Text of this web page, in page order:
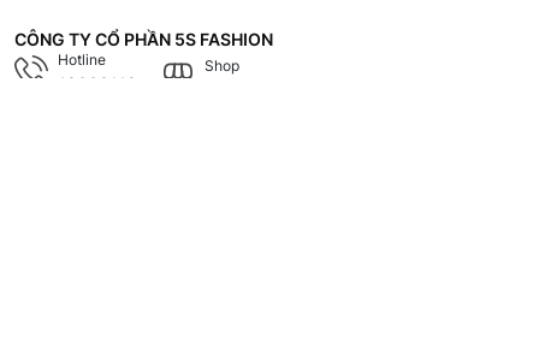
CÔNG TY CỔ PHẦN 5S FASHION
Hotline
18008118
Shop